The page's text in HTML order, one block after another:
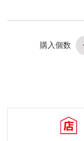
購入個数